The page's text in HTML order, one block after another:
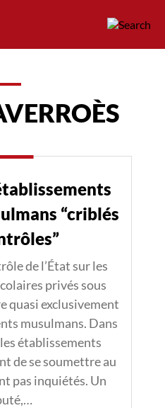
“criblés
de l’État sur les
privés sous
quasi exclusivement
musulmans. Dans
établissements
de se soumettre au
pas inquiétés. Un